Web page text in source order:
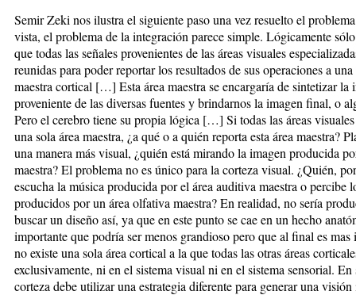
Semir Zeki nos ilustra el siguiente paso una vez resuelto el
vista, el problema de la integración parece simple. Lógicamente
que todas las señales provenientes de las áreas visuales
reunidas para poder reportar los resultados de sus operaciones a una
maestra cortical […] Esta área maestra se encargaría de sintetizar la
proveniente de las diversas fuentes y brindarnos la imagen final, o
Pero el cerebro tiene su propia lógica […] Si todas las áreas
una sola área maestra, ¿a qué o a quién reporta esta área maestra?
una manera más visual, ¿quién está mirando la imagen producida
maestra? El problema no es único para la corteza visual. ¿Quién,
escucha la música producida por el área auditiva maestra o percibe
producidos por un área olfativa maestra? En realidad, no sería
buscar un diseño así, ya que en este punto se cae en un hecho
importante que podría ser menos grandioso pero que al final es
no existe una sola área cortical a la que todas las otras áreas
exclusivamente, ni en el sistema visual ni en el sistema sensorial. En
corteza debe utilizar una estrategia diferente para generar una visión